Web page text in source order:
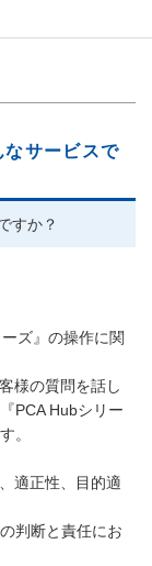
なサービスで
すか？
ズ』の操作に関
様の質問を話し
PCA Hubシリー
。
適正性、目的適
判断と責任にお